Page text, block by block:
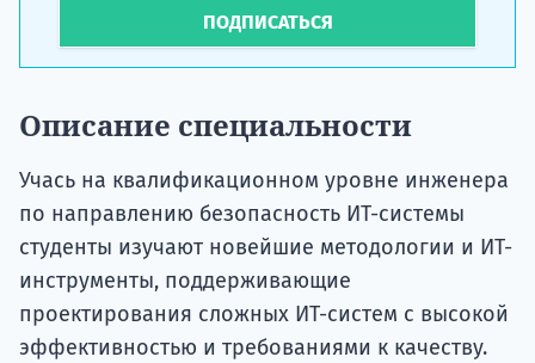
ПОДПИСАТЬСЯ
Описание специальности
Учась на квалификационном уровне инженера
по направлению безопасность ИТ-системы
студенты изучают новейшие методологии и ИТ-
инструменты, поддерживающие
проектирования сложных ИТ-систем с высокой
эффективностью и требованиями к качеству.